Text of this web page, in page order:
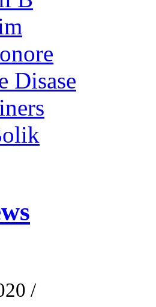
Disase
/